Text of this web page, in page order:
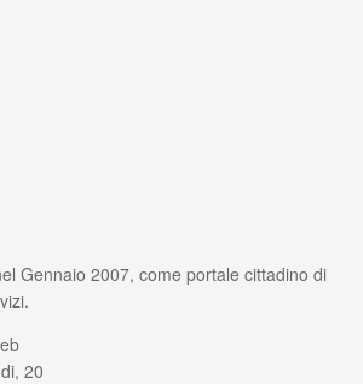
Gennaio 2007, come portale cittadino di
20